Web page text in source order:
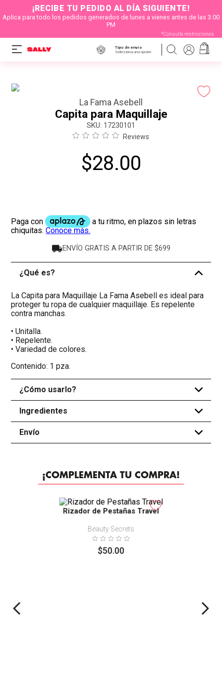
¡RECIBE TU PEDIDO AL DÍA SIGUIENTE!
Aplica para todo los pedidos generados de lunes a vienes antes de las 3:00
PM
*Consulta restricciones
Tipo de envío
Selecciona una opción
La Fama Asebell
Capita para Maquillaje
: 17230101
Reviews
$28.00
ENVÍO GRATIS A PARTIR DE $699
¿Qué es? -
La Capita para Maquillaje La Fama Asebell es ideal para
proteger tu ropa de cualquier maquillaje. Es repelente
contra manchas.
• Unitalla.
• Repelente.
• Variedad de colores.
Contenido: 1 pza.
¿Cómo usarlo? +
Ingredientes +
Envío +
¡COMPLEMENTA TU COMPRA!
Rizador de Pestañas Travel
Beauty Secrets
$50.00